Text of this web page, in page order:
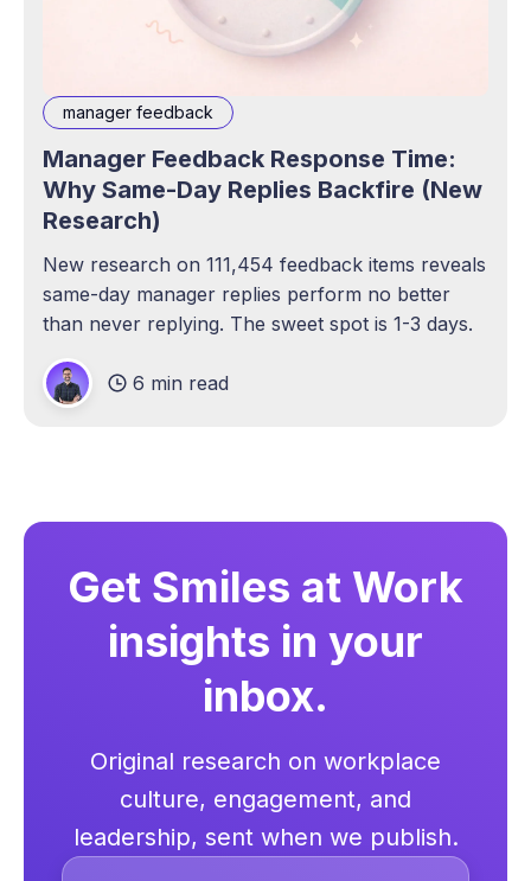
manager feedback
Manager Feedback Response Time:
Why Same-Day Replies Backfire (New
Research)
New research on 111,454 feedback items reveals
same-day manager replies perform no better
than never replying. The sweet spot is 1-3 days.
6 min read
Get Smiles at Work
insights in your
inbox.
Original research on workplace
culture, engagement, and
leadership, sent when we publish.